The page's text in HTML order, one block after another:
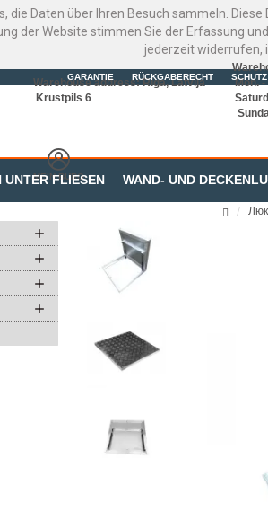
die Daten über Ihren Besuch sammeln.
der Website stimmen Sie der Erfassung
jederzeit widerrufen,
GARANTIE RÜCKGABERECHT
Warehouse address: Riga, Latvija
Krustpils 6
Mon. -
MEIN BÜRO
UNTER FLIESEN WAND- UND